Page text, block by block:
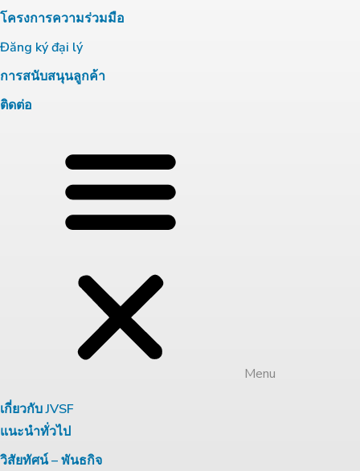
โครงการความร่วมมือ
Đăng ký đại lý
การสนับสนุนลูกค้า
ติดต่อ
Menu
เกี่ยวกับ JVSF
แนะนำทั่วไป
วิสัยทัศน์ – พันธกิจ